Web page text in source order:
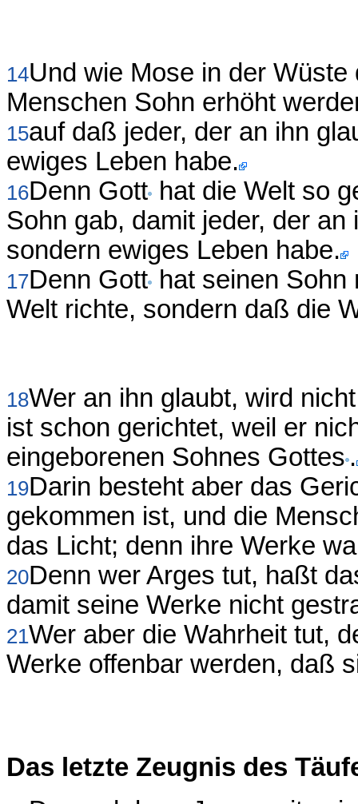
14Und wie Mose in der
Menschen Sohn erhöht
15auf daß jeder, der an ihn
ewiges Leben habe.
16Denn Gott hat die Welt so
Sohn gab, damit jeder, der
sondern ewiges Leben habe.
17Denn Gott hat seinen
Welt richte, sondern daß die
18Wer an ihn glaubt, wird
ist schon gerichtet, weil er
eingeborenen Sohnes Gottes .
19Darin besteht aber das
gekommen ist, und die
das Licht; denn ihre Werke
20Denn wer Arges tut, haßt
damit seine Werke nicht
21Wer aber die Wahrheit tut,
Werke offenbar werden, daß
Das letzte Zeugnis des